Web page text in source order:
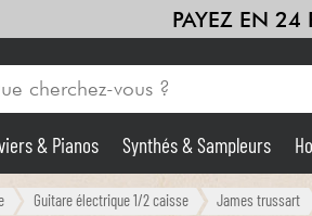
PAYEZ EN 24
Amplis
& Pianos Synthés & Sampleurs
Guitare électrique 1/2 caisse James trussart